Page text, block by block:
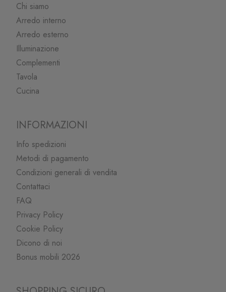
Chi siamo
Arredo interno
Arredo esterno
Illuminazione
Complementi
Tavola
Cucina
INFORMAZIONI
Info spedizioni
Metodi di pagamento
Condizioni generali di vendita
Contattaci
FAQ
Privacy Policy
Cookie Policy
Dicono di noi
Bonus mobili 2026